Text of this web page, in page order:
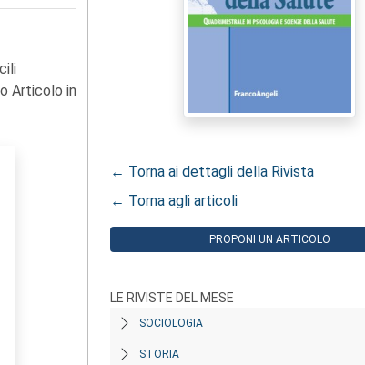
Articolo in
← Torna ai dettagli della Rivista
← Torna agli articoli
PROPONI UN ARTICOLO
LE RIVISTE DEL MESE
SOCIOLOGIA
STORIA